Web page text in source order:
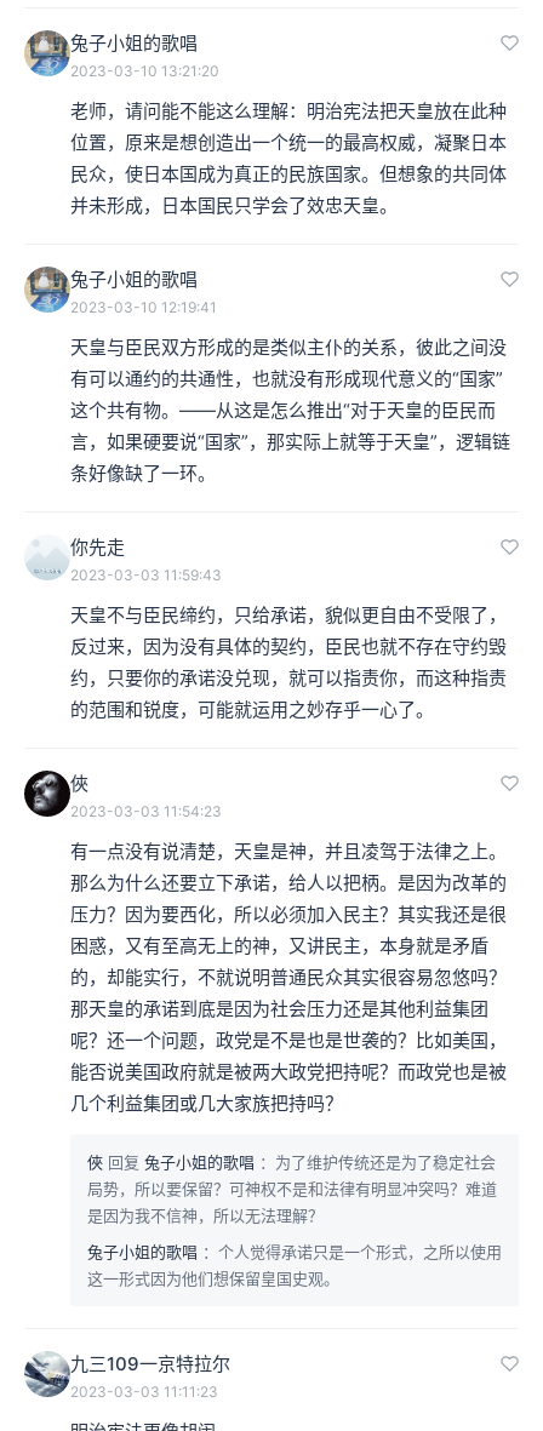
兔子小姐的歌唱
2023-03-10 13:21:20
老师，请问能不能这么理解：明治宪法把天皇放在此种
位置，原来是想创造出一个统一的最高权威，凝聚日本
民众，使日本国成为真正的民族国家。但想象的共同体
并未形成，日本国民只学会了效忠天皇。
兔子小姐的歌唱
2023-03-10 12:19:41
天皇与臣民双方形成的是类似主仆的关系，彼此之间没
有可以通约的共通性，也就没有形成现代意义的“国家”
这个共有物。——从这是怎么推出“对于天皇的臣民而
言，如果硬要说“国家”，那实际上就等于天皇”，逻辑链
条好像缺了一环。
你先走
2023-03-03 11:59:43
天皇不与臣民缔约，只给承诺，貌似更自由不受限了，
反过来，因为没有具体的契约，臣民也就不存在守约毁
约，只要你的承诺没兑现，就可以指责你，而这种指责
的范围和锐度，可能就运用之妙存乎一心了。
俠
2023-03-03 11:54:23
有一点没有说清楚，天皇是神，并且凌驾于法律之上。
那么为什么还要立下承诺，给人以把柄。是因为改革的
压力？因为要西化，所以必须加入民主？其实我还是很
困惑，又有至高无上的神，又讲民主，本身就是矛盾
的，却能实行，不就说明普通民众其实很容易忽悠吗？
那天皇的承诺到底是因为社会压力还是其他利益集团
呢？还一个问题，政党是不是也是世袭的？比如美国，
能否说美国政府就是被两大政党把持呢？而政党也是被
几个利益集团或几大家族把持吗？
俠 回复 兔子小姐的歌唱 ：为了维护传统还是为了稳定社会
局势，所以要保留？可神权不是和法律有明显冲突吗？难道
是因为我不信神，所以无法理解？
兔子小姐的歌唱 ：个人觉得承诺只是一个形式，之所以使用
这一形式因为他们想保留皇国史观。
九三109一京特拉尔
2023-03-03 11:11:23